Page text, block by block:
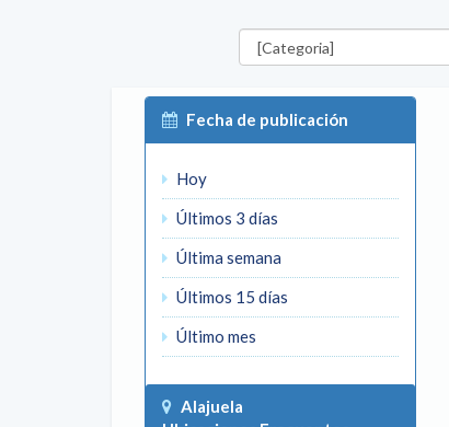
Categorías
Fecha de publicación
Hoy
Últimos 3 días
Última semana
Últimos 15 días
Último mes
Alajuela